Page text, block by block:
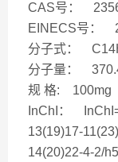
CAS号：
EINECS号：
分子式：
分子量：
规 格: 100mg
InChI：
13(19)17-
14(20)22-4-2/